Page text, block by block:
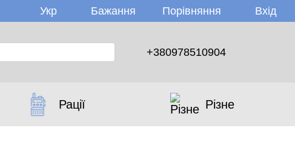
Укр Бажання Порівняння Вхід
+380978510904
Рації Різне